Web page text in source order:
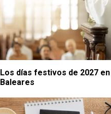
Los días festivos de 2027 en
Baleares